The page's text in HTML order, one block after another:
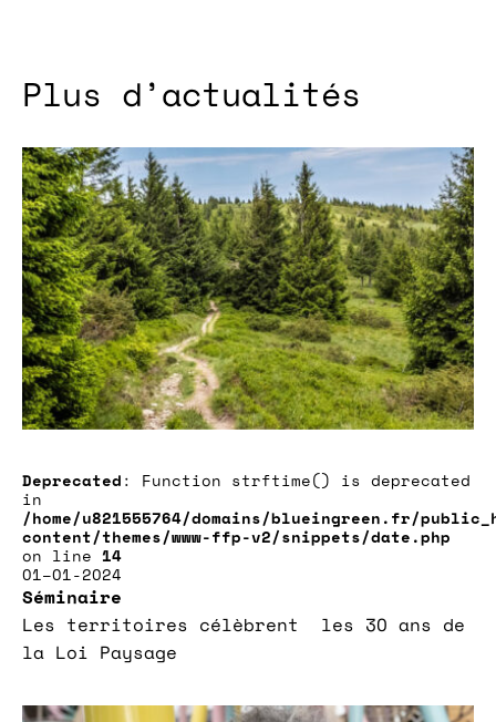
Plus d’actualités
Deprecated: Function strftime() is deprecated
in
/home/u821555764/domains/blueingreen.fr/
content/themes/www-ffp-v2/snippets/date.php
on line 14
01–01-2024
Séminaire
Les territoires célèbrent les 30 ans de
la Loi Paysage